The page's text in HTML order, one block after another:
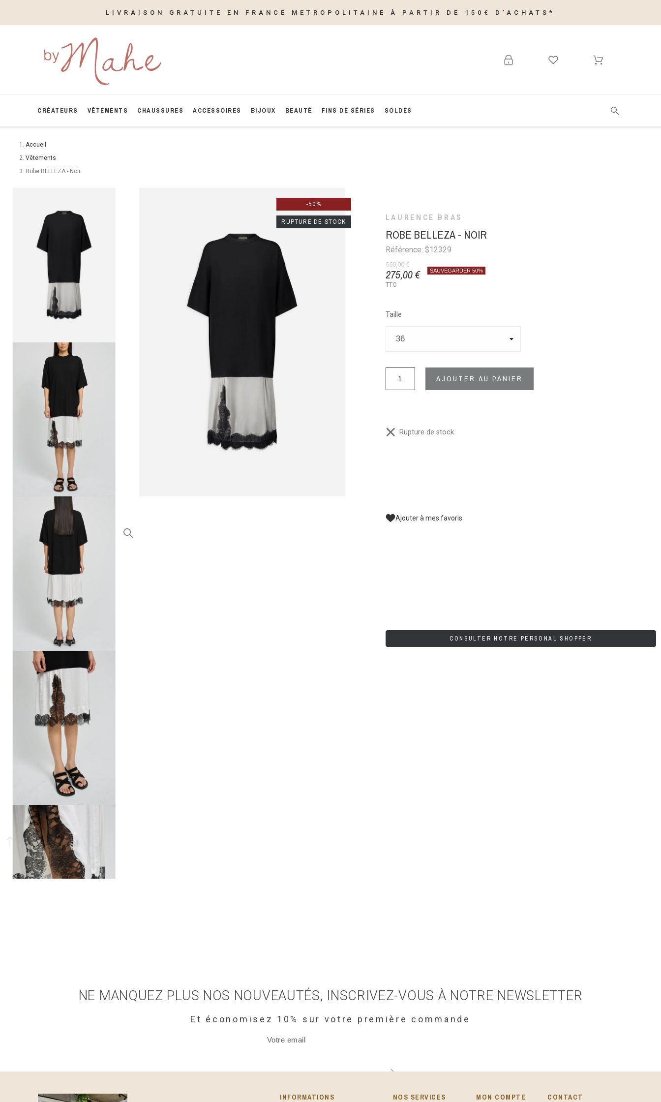
LIVRAISON GRATUITE EN FRANCE METROPOLITAINE À PARTIR DE 150€ D'ACHATS*
CRÉATEURS VÊTEMENTS CHAUSSURES ACCESSOIRES BIJOUX BEAUTÉ FINS DE SÉRIES SOLDES
Accueil
Vêtements
Robe BELLEZA - Noir
-50%
RUPTURE DE STOCK
LAURENCE BRAS
ROBE BELLEZA - NOIR
Référence: $12329
550,00 €
275,00 € SAUVEGARDER 50%
TTC
Taille
AJOUTER AU PANIER
Rupture de stock
Ajouter à mes favoris
CONSULTER NOTRE PERSONAL SHOPPER
NE MANQUEZ PLUS NOS NOUVEAUTÉS, INSCRIVEZ-VOUS À NOTRE NEWSLETTER
Et économisez 10% sur votre première commande
INFORMATIONS​ NOS SERVICES MON COMPTE CONTACT